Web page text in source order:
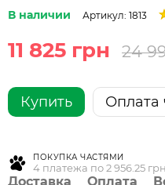
В наличии Артикул: 1813
11 825 грн 24
Купить Оплата
ПОКУПКА ЧАСТЯМИ
4 платежа по 2 956.25 грн
Доставка Оплата